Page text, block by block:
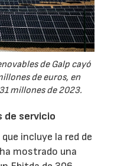
de Galp cayó
de euros, en
millones de 2023.
de servicio
incluye la red de
mostrado una